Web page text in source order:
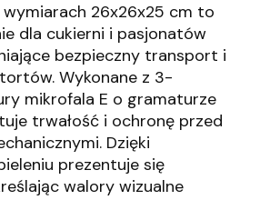
wymiarach 26x26x25 cm to
dla cukierni i pasjonatów
bezpieczny transport i
Wykonane z 3-
mikrofala E o gramaturze
trwałość i ochronę przed
Dzięki
prezentuje się
walory wizualne